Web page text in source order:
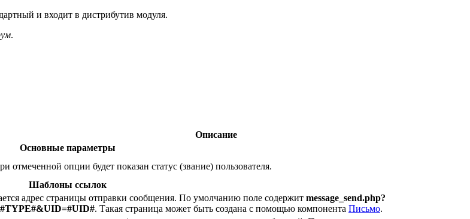
и входит в дистрибутив модуля.
.
Описание
Основные параметры
отмеченной опции будет показан статус (звание) пользователя.
Шаблоны ссылок
адрес страницы отправки сообщения. По умолчанию поле содержит message_send.php?
. Такая страница может быть создана с помощью компонента Письмо.